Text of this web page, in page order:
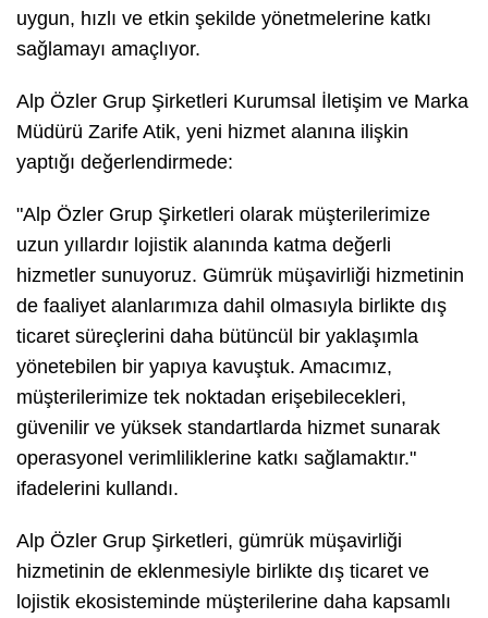
uygun, hızlı ve etkin şekilde yönetmelerine katkı
sağlamayı amaçlıyor.
Alp Özler Grup Şirketleri Kurumsal İletişim ve Marka
Müdürü Zarife Atik, yeni hizmet alanına ilişkin
yaptığı değerlendirmede:
"Alp Özler Grup Şirketleri olarak müşterilerimize
uzun yıllardır lojistik alanında katma değerli
hizmetler sunuyoruz. Gümrük müşavirliği hizmetinin
de faaliyet alanlarımıza dahil olmasıyla birlikte dış
ticaret süreçlerini daha bütüncül bir yaklaşımla
yönetebilen bir yapıya kavuştuk. Amacımız,
müşterilerimize tek noktadan erişebilecekleri,
güvenilir ve yüksek standartlarda hizmet sunarak
operasyonel verimliliklerine katkı sağlamaktır."
ifadelerini kullandı.
Alp Özler Grup Şirketleri, gümrük müşavirliği
hizmetinin de eklenmesiyle birlikte dış ticaret ve
lojistik ekosisteminde müşterilerine daha kapsamlı